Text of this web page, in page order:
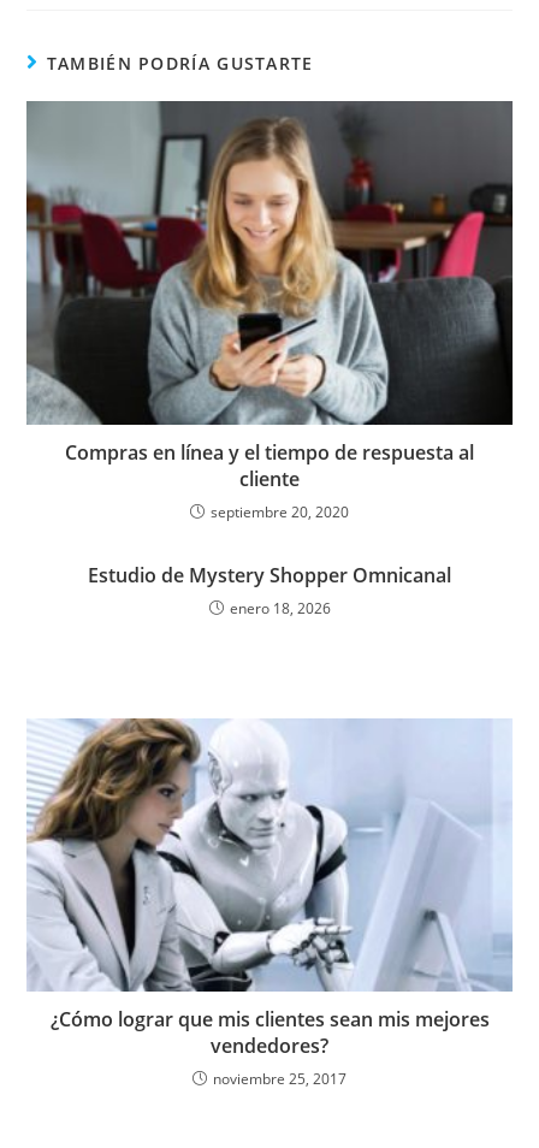
TAMBIÉN PODRÍA GUSTARTE
Compras en línea y el tiempo de respuesta al
cliente
septiembre 20, 2020
Estudio de Mystery Shopper Omnicanal
enero 18, 2026
¿Cómo lograr que mis clientes sean mis mejores
vendedores?
noviembre 25, 2017